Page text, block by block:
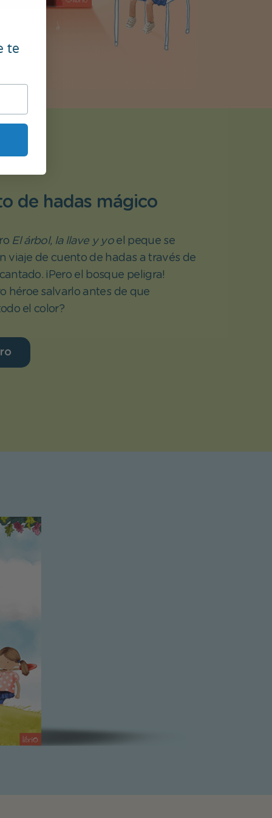
de hadas mágico
El árbol, la llave y yoel peque se
viaje de cuento de hadas a través de
¡Pero el bosque peligra!
héroe salvarlo antes de que
el color?
te